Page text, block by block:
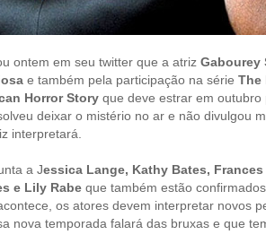
ontem em seu twitter que a atriz Gabourey
e também pela participação na série The
Horror Story que deve estrar em
deixar o mistério no ar e não divulgou
interpretará.
a Jessica Lange, Kathy Bates,
e Lily Rabe que também estão
os atores devem interpretar novos
nova temporada falará das bruxas e que